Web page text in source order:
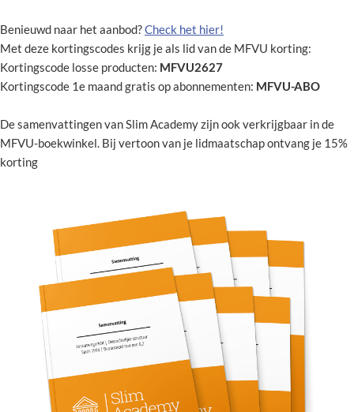
Benieuwd naar het aanbod?Check het hier!
Met deze kortingscodes krijg je als lid van de MFVU korting:
Kortingscode losse producten: MFVU2627
Kortingscode 1e maand gratis op abonnementen: MFVU-ABO
De samenvattingen van Slim Academy zijn ook verkrijgbaar in de
MFVU-boekwinkel. Bij vertoon van je lidmaatschap ontvang je 15%
korting